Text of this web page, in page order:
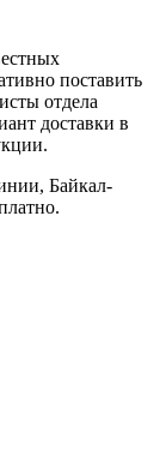
поставить
отдела
доставки в
Байкал-